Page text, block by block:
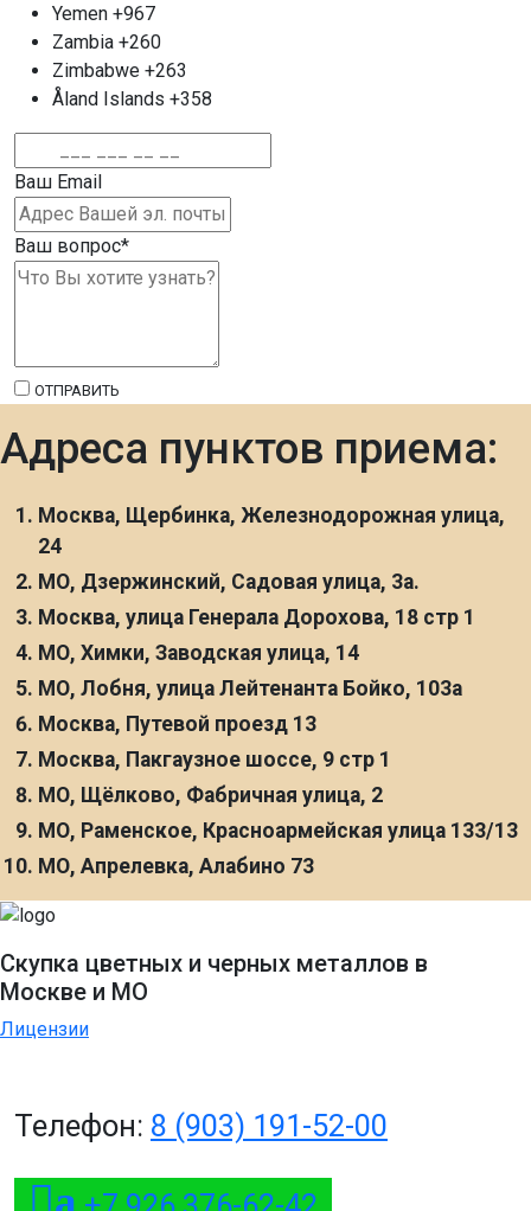
Yemen +967
Zambia +260
Zimbabwe +263
Åland Islands +358
Ваш Email
Ваш вопрос*
ОТПРАВИТЬ
Адреса пунктов приема:
Москва, Щербинка, Железнодорожная улица,
24
МО, Дзержинский, Садовая улица, 3а.
Москва, улица Генерала Дорохова, 18 стр 1
МО, Химки, Заводская улица, 14
МО, Лобня, улица Лейтенанта Бойко, 103а
Москва, Путевой проезд 13
Москва, Пакгаузное шоссе, 9 стр 1
МО, Щёлково, Фабричная улица, 2
МО, Раменское, Красноармейская улица 133/13
МО, Апрелевка, Алабино 73
Скупка цветных и черных металлов в
Москве и МО
Лицензии
Телефон: 8 (903) 191-52-00
a